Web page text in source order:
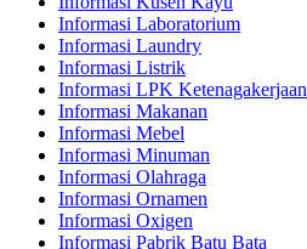
Informasi Laboratorium
Informasi Laundry
Informasi Listrik
Informasi LPK Ketenagakerjaan
Informasi Makanan
Informasi Mebel
Informasi Minuman
Informasi Olahraga
Informasi Ornamen
Informasi Oxigen
Informasi Pabrik Batu Bata